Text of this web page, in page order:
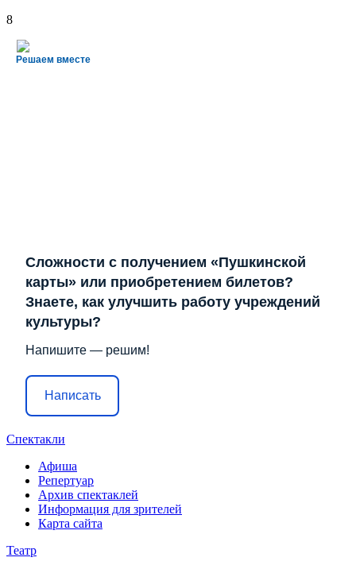
8
Решаем вместе
Сложности с получением «Пушкинской
карты» или приобретением билетов?
Знаете, как улучшить работу учреждений
культуры?
Напишите — решим!
Написать
Спектакли
Афиша
Репертуар
Архив спектаклей
Информация для зрителей
Карта сайта
Театр